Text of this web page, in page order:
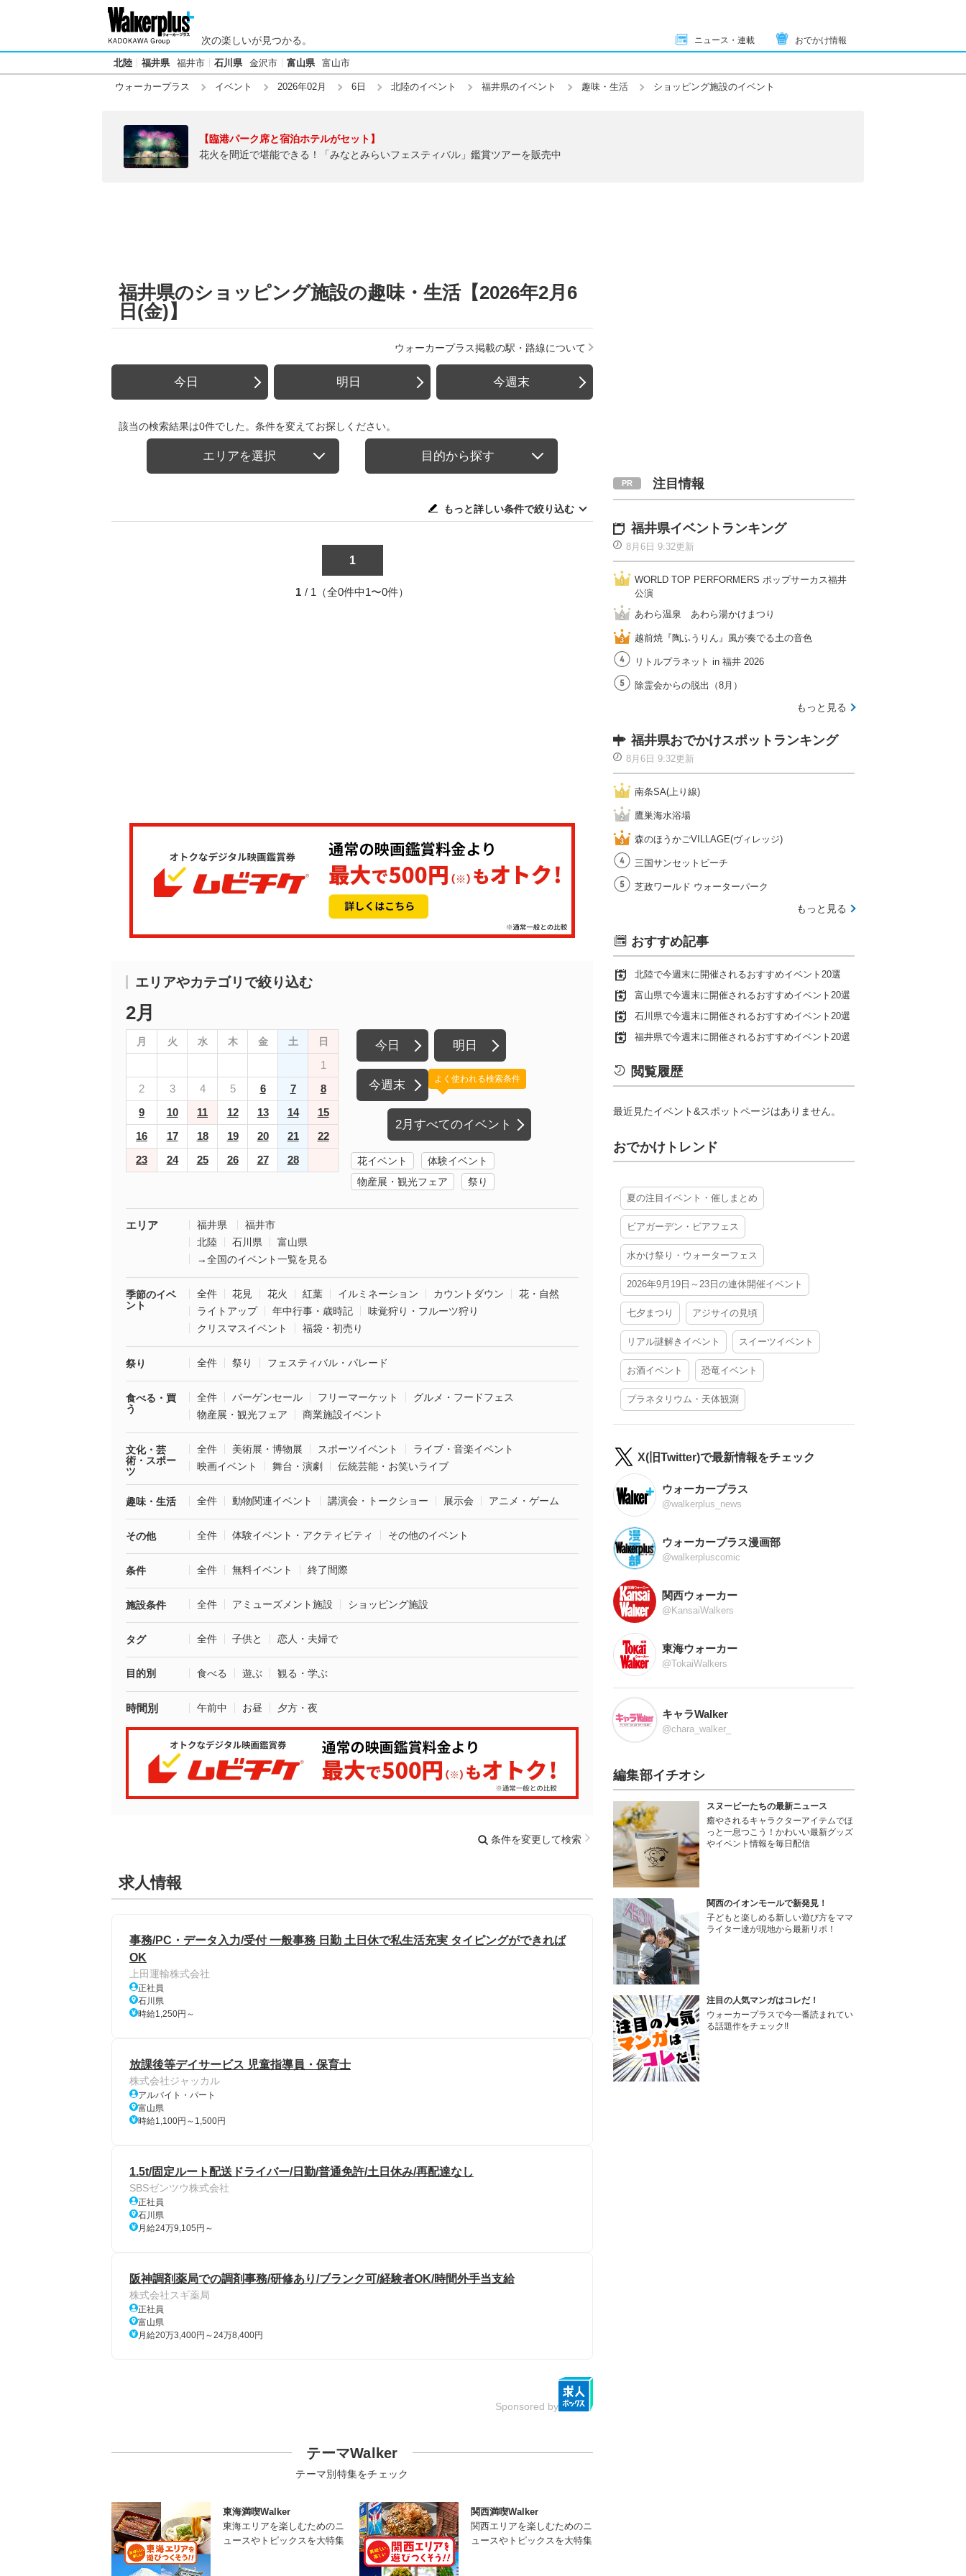
次の楽しいが見つかる。 ニュース・連載 おでかけ情報
北陸 福井県 福井市 石川県 金沢市 富山県 富山市
ウォーカープラス イベント 2026年02月 6日 北陸のイベント 福井県のイベント 趣味・生活 ショッピング施設のイベント
【臨港パーク席と宿泊ホテルがセット】
花火を間近で堪能できる！「みなとみらいフェスティバル」鑑賞ツアーを販売中
福井県のショッピング施設の趣味・生活【2026年2月6
日(金)】
ウォーカープラス掲載の駅・路線について
今日 明日 今週末
該当の検索結果は0件でした。条件を変えてお探しください。
エリアを選択 目的から探す
もっと詳しい条件で絞り込む
1
1 / 1（全0件中1〜0件）
エリアやカテゴリで絞り込む
2月
月 火 水 木 金 土 日
1
2
3 4 5 6 7
8
9
10 11 12 13 14
15
16
17 18 19 20 21
22
23
24 25 26 27 28
今日 明日
今週末
2月すべてのイベント
よく使われる検索条件
花イベント
体験イベント
物産展・観光フェア
祭り
エリア 福井県
福井市
北陸
石川県
富山県
→全国のイベント一覧を見る
季節のイベ
ント
全件 花見 花火 紅葉 イルミネーション カウントダウン
花・自然
ライトアップ
年中行事・歳時記
味覚狩り・フルーツ狩り
クリスマスイベント
福袋・初売り
祭り 全件 祭り フェスティバル・パレード
食べる・買
う
全件 バーゲンセール フリーマーケット
グルメ・フードフェス
物産展・観光フェア
商業施設イベント
文化・芸
術・スポー
ツ
全件 美術展・博物展 スポーツイベント
ライブ・音楽イベント
映画イベント
舞台・演劇 伝統芸能・お笑いライブ
趣味・生活 全件 動物関連イベント 講演会・トークショー 展示会 アニメ・ゲーム
その他 全件 体験イベント・アクティビティ その他のイベント
条件 全件 無料イベント 終了間際
施設条件 全件 アミューズメント施設 ショッピング施設
タグ 全件 子供と 恋人・夫婦で
目的別 食べる 遊ぶ 観る・学ぶ
時間別 午前中 お昼 夕方・夜
条件を変更して検索
求人情報
事務/PC・データ入力/受付 一般事務 日勤 土日休で私生活充実 タイピングができれば
OK
上田運輸株式会社
正社員
石川県
時給1,250円～
放課後等デイサービス 児童指導員・保育士
株式会社ジャッカル
アルバイト・パート
富山県
時給1,100円～1,500円
1.5t/固定ルート配送ドライバー/日勤/普通免許/土日休み/再配達なし
SBSゼンツウ株式会社
正社員
石川県
月給24万9,105円～
阪神調剤薬局での調剤事務/研修あり/ブランク可/経験者OK/時間外手当支給
株式会社スギ薬局
正社員
富山県
月給20万3,400円～24万8,400円
Sponsored by
テーマWalker
テーマ別特集をチェック
東海満喫Walker
東海エリアを楽しむためのニ
ュースやトピックスを大特集
関西満喫Walker
関西エリアを楽しむためのニ
ュースやトピックスを大特集
注目情報
福井県イベントランキング
8月6日 9:32更新
WORLD TOP PERFORMERS ポップサーカス福井
公演
あわら温泉 あわら湯かけまつり
越前焼『陶ふうりん』風が奏でる土の音色
リトルプラネット in 福井 2026
除霊会からの脱出（8月）
もっと見る
福井県おでかけスポットランキング
8月6日 9:32更新
南条SA(上り線)
鷹巣海水浴場
森のほうかごVILLAGE(ヴィレッジ)
三国サンセットビーチ
芝政ワールド ウォーターパーク
もっと見る
おすすめ記事
北陸で今週末に開催されるおすすめイベント20選
富山県で今週末に開催されるおすすめイベント20選
石川県で今週末に開催されるおすすめイベント20選
福井県で今週末に開催されるおすすめイベント20選
閲覧履歴
最近見たイベント&スポットページはありません。
おでかけトレンド
夏の注目イベント・催しまとめ
ビアガーデン・ビアフェス
水かけ祭り・ウォーターフェス
2026年9月19日～23日の連休開催イベント
七夕まつり アジサイの見頃
リアル謎解きイベント スイーツイベント
お酒イベント 恐竜イベント
プラネタリウム・天体観測
X(旧Twitter)で最新情報をチェック
ウォーカープラス
@walkerplus_news
ウォーカープラス漫画部
@walkerpluscomic
関西ウォーカー
@KansaiWalkers
東海ウォーカー
@TokaiWalkers
キャラWalker
@chara_walker_
編集部イチオシ
スヌーピーたちの最新ニュース
癒やされるキャラクターアイテムでほ
っと一息つこう！かわいい最新グッズ
やイベント情報を毎日配信
関西のイオンモールで新発見！
子どもと楽しめる新しい遊び方をママ
ライター達が現地から最新リポ！
注目の人気マンガはコレだ！
ウォーカープラスで今一番読まれてい
る話題作をチェック!!